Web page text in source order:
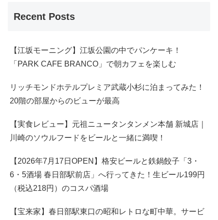
Recent Posts
【江坂モーニング】江坂公園の中でパンケーキ！
「PARK CAFE BRANCO」で朝カフェを楽しむ
リッチモンドホテルプレミア武蔵小杉に泊まってみた！
20階の部屋からのビューが最高
【実食レビュー】元祖ニュータンタンメン本舗 新城店｜
川崎のソウルフードをビールと一緒に満喫！
【2026年7月17日OPEN】格安ビールと鉄鍋餃子「3・
6・5酒場 春日部駅前店」へ行ってきた！生ビール199円
（税込218円）のコスパ酒場
【宝来家】春日部駅東口の昭和レトロな町中華。サービ